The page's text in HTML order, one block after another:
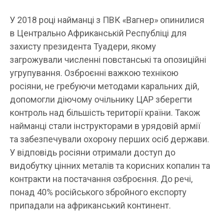
У 2018 році найманці з ПВК «Вагнер» опинилися
в Центрально Африканській Республіці для
захисту президента Туадери, якому
загрожували численні повстанські та опозиційні
угрупування. Озброєнні важкою технікою
росіяни, не гребуючи методами каральних дій,
допомогли діючому очільнику ЦАР зберегти
контроль над більшість території країни. Також
найманці стали інструкторами в урядовій армії
та забезпечували охорону перших осіб держави.
У відповідь росіяни отримали доступ до
видобутку цінних металів та корисних копалин та
контракти на постачання озброєння. До речі,
понад 40% російського збройного експорту
припадали на африканський континент.